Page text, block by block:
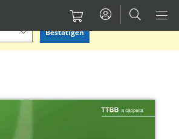
oder einen anderen auswählen.
Bestätigen